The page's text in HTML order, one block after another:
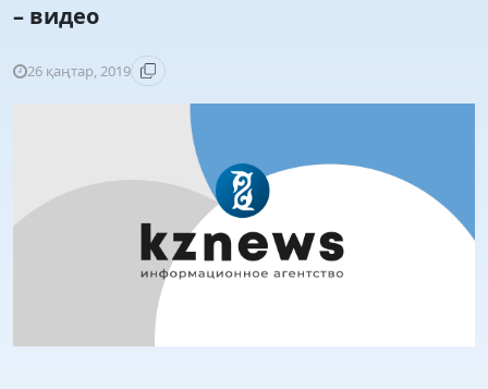
– видео
26 қаңтар, 2019